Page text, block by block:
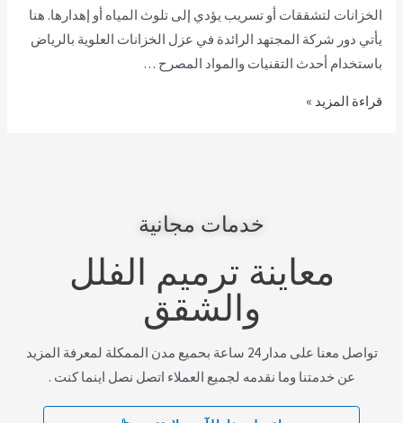
الخزانات لتشققات أو تسريب يؤدي إلى تلوث المياه أو إهدارها. هنا
يأتي دور شركة المجتهد الرائدة في عزل الخزانات العلوية بالرياض
باستخدام أحدث التقنيات والمواد المصرح …
قراءة المزيد »
خدمات مجانية
معاينة ترميم الفلل
والشقق
تواصل معنا على مدار 24 ساعة بحميع مدن الممكلة لمعرفة المزيد
عن خدمتنا وما نقدمه لجميع العملاء اتصل نصل اينما كنت .